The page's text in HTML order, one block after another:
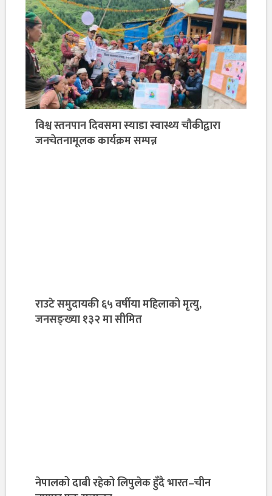
विश्व स्तनपान दिवसमा स्याडा स्वास्थ्य चौकीद्वारा
जनचेतनामूलक कार्यक्रम सम्पन्न
राउटे समुदायकी ६५ वर्षीया महिलाको मृत्यु,
जनसङ्ख्या १३२ मा सीमित
नेपालको दाबी रहेको लिपुलेक हुँदै भारत–चीन